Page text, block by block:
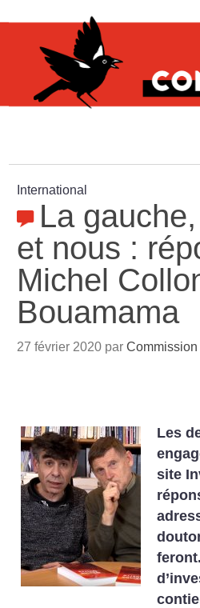
International
La
et nous :
Michel
Bouamama
27 février 2020 parCommission
Les
site